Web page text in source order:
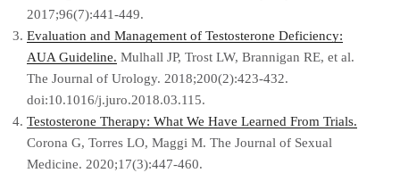
2017;96(7):441-449.
Evaluation and Management of Testosterone Deficiency:
AUA Guideline. Mulhall JP, Trost LW, Brannigan RE, et al.
The Journal of Urology. 2018;200(2):423-432.
doi:10.1016/j.juro.2018.03.115.
Testosterone Therapy: What We Have Learned From Trials.
Corona G, Torres LO, Maggi M. The Journal of Sexual
Medicine. 2020;17(3):447-460.